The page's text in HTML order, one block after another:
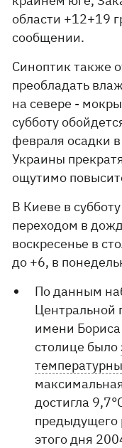
области +12+19
сообщении.
Синоптик также
преобладать
на севере -
субботу
февраля осадки
Украины
ощутимо
В Киеве в
переходом в
воскресенье в
до +6, в
По данным
Центральной
имени
столице было
достигла
предыдущего
этого дня